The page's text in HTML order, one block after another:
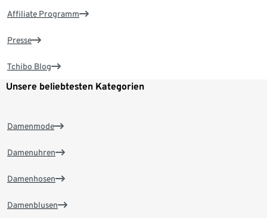
Affiliate Programm
Presse
Tchibo Blog
Unsere beliebtesten Kategorien
Damenmode
Damenuhren
Damenhosen
Damenblusen